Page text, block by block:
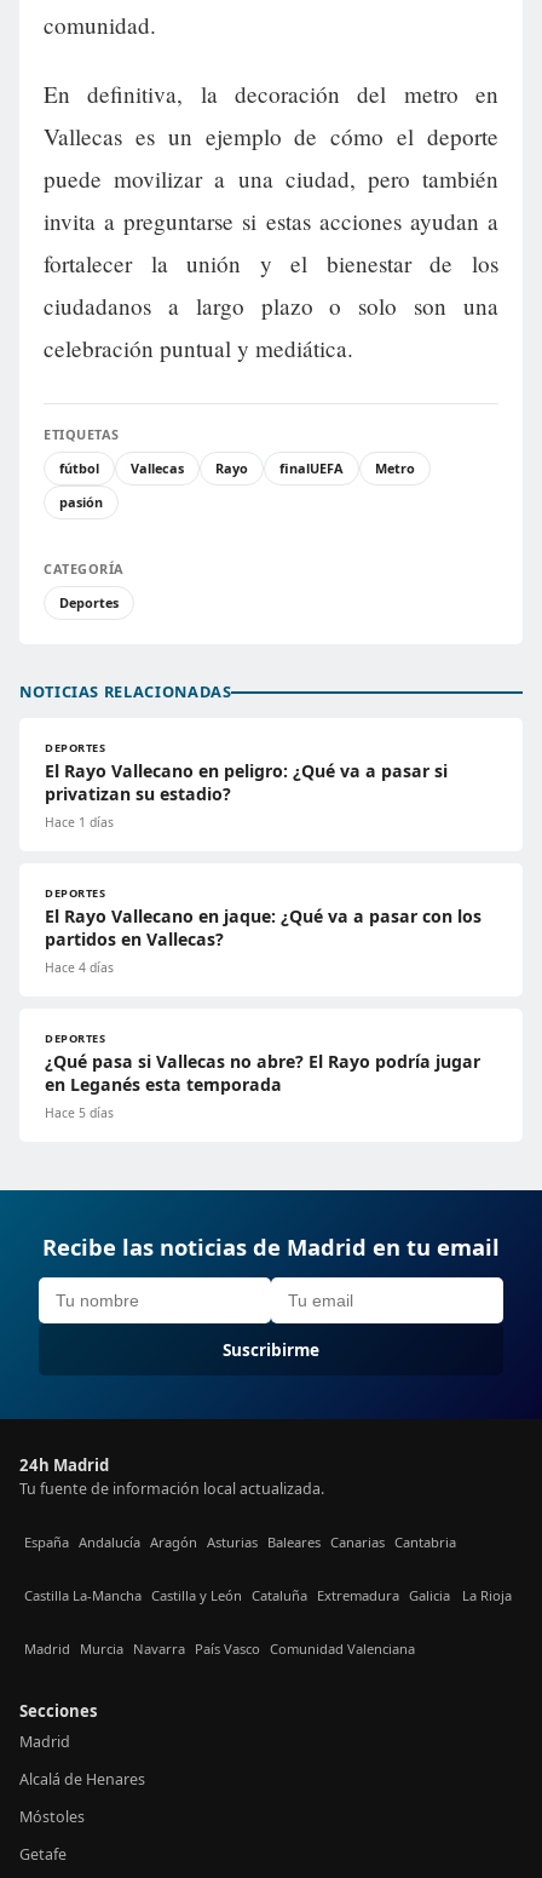
comunidad.
En definitiva, la decoración del metro en
Vallecas es un ejemplo de cómo el deporte
puede movilizar a una ciudad, pero también
invita a preguntarse si estas acciones ayudan a
fortalecer la unión y el bienestar de los
ciudadanos a largo plazo o solo son una
celebración puntual y mediática.
ETIQUETAS
fútbol
Vallecas Rayo finalUEFA
Metro
pasión
CATEGORÍA
Deportes
NOTICIAS RELACIONADAS
DEPORTES
El Rayo Vallecano en peligro: ¿Qué va a pasar si
privatizan su estadio?
Hace 1 días
DEPORTES
El Rayo Vallecano en jaque: ¿Qué va a pasar con los
partidos en Vallecas?
Hace 4 días
DEPORTES
¿Qué pasa si Vallecas no abre? El Rayo podría jugar
en Leganés esta temporada
Hace 5 días
Recibe las noticias de Madrid en tu email
Suscribirme
24h Madrid
Tu fuente de información local actualizada.
España Andalucía Aragón Asturias Baleares Canarias Cantabria
Castilla La-Mancha Castilla y León Cataluña Extremadura Galicia La Rioja
Madrid Murcia Navarra País Vasco Comunidad Valenciana
Secciones
Madrid
Alcalá de Henares
Móstoles
Getafe